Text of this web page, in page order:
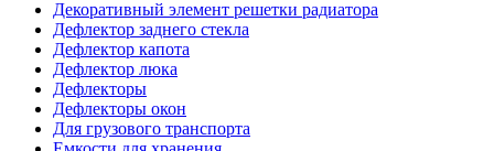
Декоративный элемент решетки радиатора
Дефлектор заднего стекла
Дефлектор капота
Дефлектор люка
Дефлекторы
Дефлекторы окон
Для грузового транспорта